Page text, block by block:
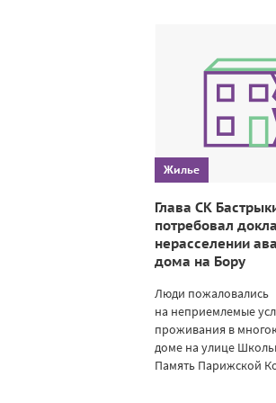
Жилье
Глава СК
потребовал
нерасселении
дома на Бору
Люди пожаловались
на неприемлемые
проживания в
доме на улице
Память Парижской